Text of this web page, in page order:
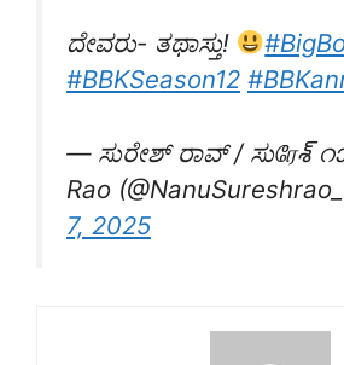
ದೇವರು- ತಥಾಸ್ತು!
#BBKSeason12
— ಸುರೇಶ್ ರಾವ್ / ಸುரேశ్
Rao
7, 2025